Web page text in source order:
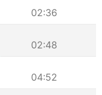
02:36
02:48
04:52